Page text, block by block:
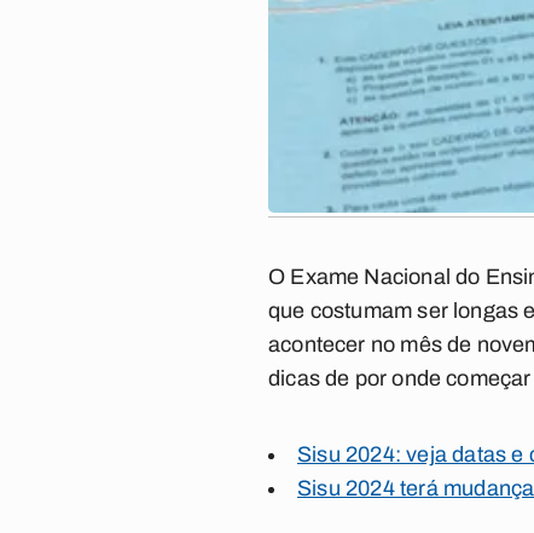
O Exame Nacional do
que costumam ser longas
acontecer no mês de
dicas de por onde
Sisu 2024: veja datas
Sisu 2024 terá